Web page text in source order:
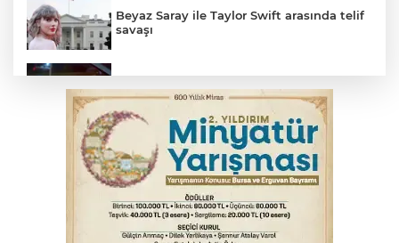
Beyaz Saray ile Taylor Swift arasında telif
savaşı
Bursa’da drift atan sürücüye ceza yağdı
Bursa'da korkutan kazada 4 yaralı
Feci kaza yaşlı çifti hayattan kopardı